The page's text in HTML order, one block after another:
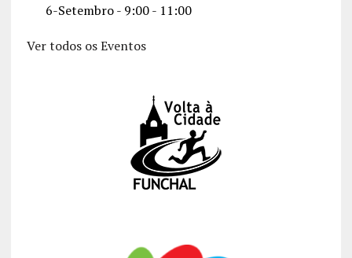
6-Setembro - 9:00- 11:00
Ver todos os Eventos